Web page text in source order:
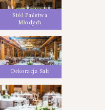
Stół Państwa
Młodych
Dekoracja Sali